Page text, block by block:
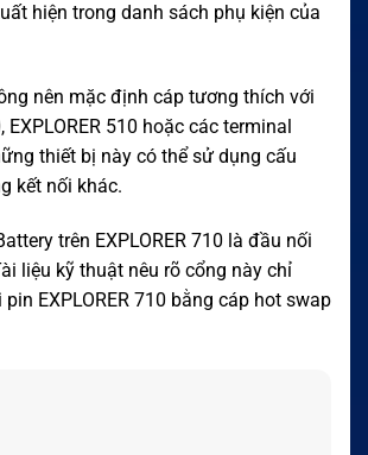
hiện trong danh sách phụ kiện của
nên mặc định cáp tương thích với
EXPLORER 510 hoặc các terminal
thiết bị này có thể sử dụng cấu
kết nối khác.
trên EXPLORER 710 là đầu nối
liệu kỹ thuật nêu rõ cổng này chỉ
EXPLORER 710 bằng cáp hot swap